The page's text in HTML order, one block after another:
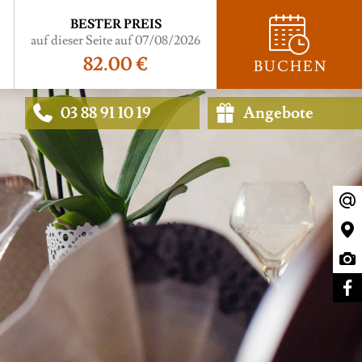
BUCHEN
03 88 91 10 19 Angebote
BESTER PREIS
auf dieser Seite auf 07/08/2026
82.00 €